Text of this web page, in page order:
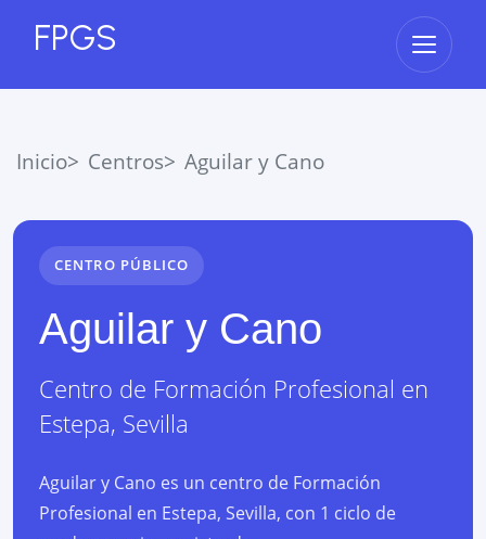
FPGS Abrir
Inicio Centros Aguilar y Cano
CENTRO PÚBLICO
Aguilar y Cano
Centro de Formación Profesional en
Estepa, Sevilla
Aguilar y Cano es un centro de Formación
Profesional en Estepa, Sevilla, con 1 ciclo de